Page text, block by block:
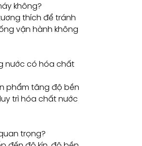
không?
thích để tránh
vận hành không
nước có hóa chất
phẩm tăng độ bền
trì hóa chất nước
trọng?